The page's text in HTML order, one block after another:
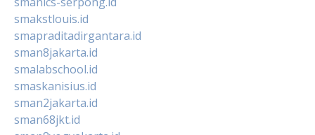
smakstlouis.id
smapraditadirgantara.id
sman8jakarta.id
smalabschool.id
smaskanisius.id
sman2jakarta.id
sman68jkt.id